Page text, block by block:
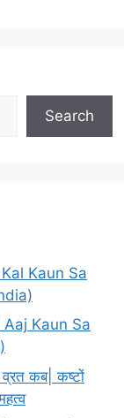
Search
Kaun Sa
Aaj Kaun Sa
कब| कष्टों